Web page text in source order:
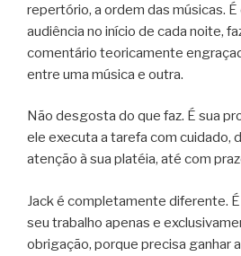
repertório, a ordem das músicas. É
audiência no início de cada noite,
comentário teoricamente
entre uma música e outra.
Não desgosta do que faz. É sua
ele executa a tarefa com cuidado,
atenção à sua platéia, até com
Jack é completamente diferente.
seu trabalho apenas e
obrigação, porque precisa ganhar